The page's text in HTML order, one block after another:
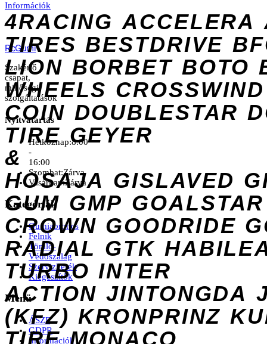
Információk
4RACING ACCELERA
TIRES BESTDRIVE
LION BORBET BOTO
WHEELS CROSSWIND
COIN DOUBLESTAR
TIRE GEYER
&
HOSAJA GISLAVED
GUM GMP GOALSTAR
CROWN GOODRIDE
RADIAL GTK
TURBO INTER
ACTION JINTONGDA
(KFZ) KRONPRINZ
TIRE MONACO
RcGumi
Szakértő
csapat,
minőségi
szolgáltatások
Nyitvatartás
Hétköznap:8:00
-
16:00
Szombat:Zárva
Vasárnap:Zárva
Kategóriák
Gumiabroncs
Felnik
Tömlő-
Védőszalag
Szervizkerék
Kiegészítők
Menü
ÁSZF
GDPR
Információk